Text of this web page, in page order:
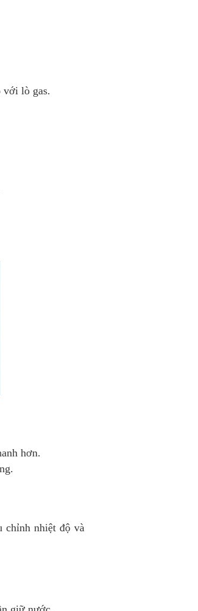
với lò gas.
hơn.
chỉnh nhiệt độ và